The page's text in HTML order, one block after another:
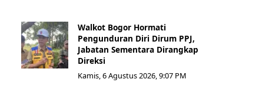
Walkot Bogor Hormati
Pengunduran Diri Dirum PPJ,
Jabatan Sementara Dirangkap
Direksi
Kamis, 6 Agustus 2026, 9:07 PM